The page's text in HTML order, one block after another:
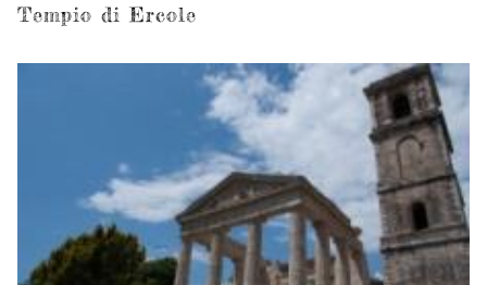
Tempio di Ercole